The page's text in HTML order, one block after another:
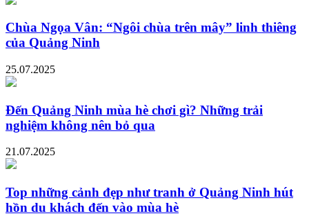
Chùa Ngọa Vân: “Ngôi chùa trên mây” linh thiêng
của Quảng Ninh
25.07.2025
Đến Quảng Ninh mùa hè chơi gì? Những trải
nghiệm không nên bỏ qua
21.07.2025
Top những cảnh đẹp như tranh ở Quảng Ninh hút
hồn du khách đến vào mùa hè